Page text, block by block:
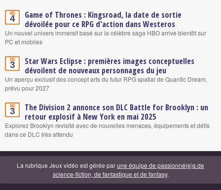
Mai
4
Game of Thrones : Kingsroad, la date de sortie
dévoilée pour ce RPG d'action dans Westeros
Un nouvel univers immersif basé sur la célèbre saga HBO arrive bientôt sur
PC et mobiles
Mai
3
Star Wars Eclipse : premières images conceptuelles
dévoilent de nouveaux personnages du jeu
Un aperçu exclusif des concept arts du futur RPG spatial de Quantic Dream,
prévu pour 2027
Mai
3
The Division 2 annonce son DLC Battle for Brooklyn : un
retour explosif à New York en mai 2025
Explorez Brooklyn revisité avec de nouvelles menaces, équipements et défis
dans ce DLC très attendu
La rubrique Jeux vidéo est gérée parune équipe de passionné(e)s de
science-fiction, de fantastique et de fantasy.